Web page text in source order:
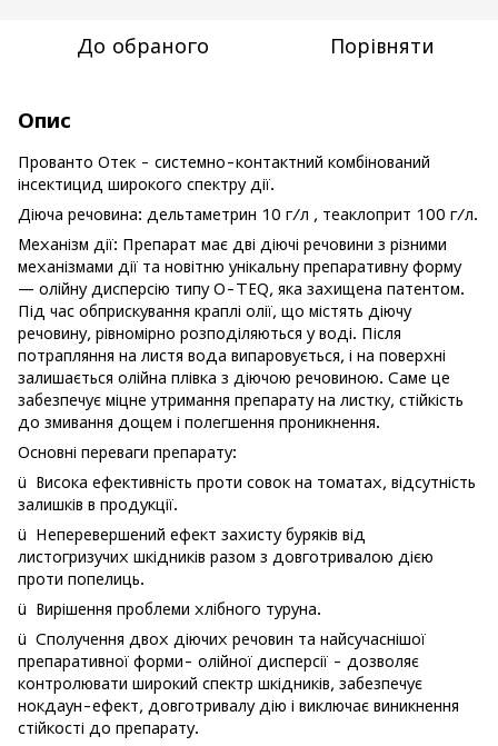
До обраного Порівняти
Опис
Прованто Отек - системно-контактний комбінований
інсектицид широкого спектру дії.
Діюча речовина: дельтаметрин 10 г/л , теаклоприт 100 г/л.
Механізм дії: Препарат має дві діючі речовини з різними
механізмами дії та новітню унікальну препаративну форму
— олійну дисперсію типу O-TEQ, яка захищена патентом.
Під час обприскування краплі олії, що містять діючу
речовину, рівномірно розподіляються у воді. Після
потрапляння на листя вода випаровується, і на поверхні
залишається олійна плівка з діючою речовиною. Саме це
забезпечує міцне утримання препарату на листку, стійкість
до змивання дощем і полегшення проникнення.
Основні переваги препарату:
ü Висока ефективність проти совок на томатах, відсутність
залишків в продукції.
ü Неперевершений ефект захисту буряків від
листогризучих шкідників разом з довготривалою дією
проти попелиць.
ü Вирішення проблеми хлібного туруна.
ü Сполучення двох діючих речовин та найсучаснішої
препаративної форми- олійної дисперсії - дозволяє
контролювати широкий спектр шкідників, забезпечує
нокдаун-ефект, довготривалу дію і виключає виникнення
стійкості до препарату.